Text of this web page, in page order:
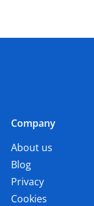
Company
About us
Blog
Privacy
Cookies